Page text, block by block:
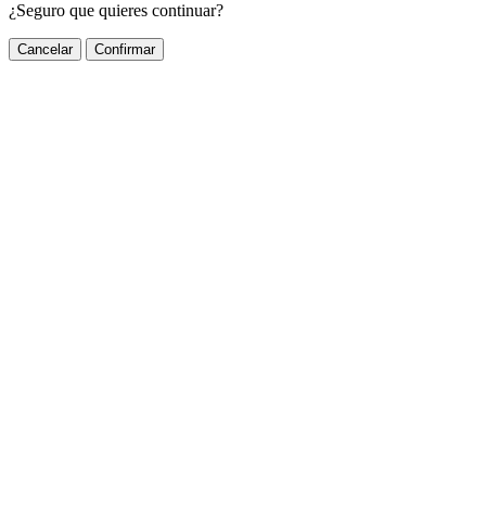
¿Seguro que quieres continuar?
Cancelar Confirmar